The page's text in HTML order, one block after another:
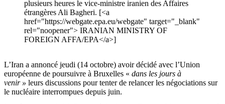
plusieurs heures le vice-ministre iranien des Affaires
étrangères Ali Bagheri. [<a
href="https://webgate.epa.eu/webgate" target="_blank"
rel="noopener"> IRANIAN MINISTRY OF
FOREIGN AFFA/EPA</a>]
L’Iran a annoncé jeudi (14 octobre) avoir décidé avec l’Union
européenne de poursuivre à Bruxelles « dans les jours à
venir » leurs discussions pour tenter de relancer les négociations sur
le nucléaire interrompues depuis juin.